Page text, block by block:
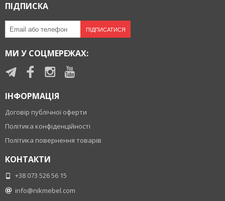
ПІДПИСКА
ПІДПИСАТИСЯ
МИ У СОЦМЕРЕЖАХ:
ІНФОРМАЦІЯ
Договір публічної оферти
Політика конфіденційності
Політика повернення товарів
КОНТАКТИ
+38 073 526 56 15
info@nikmebel.com